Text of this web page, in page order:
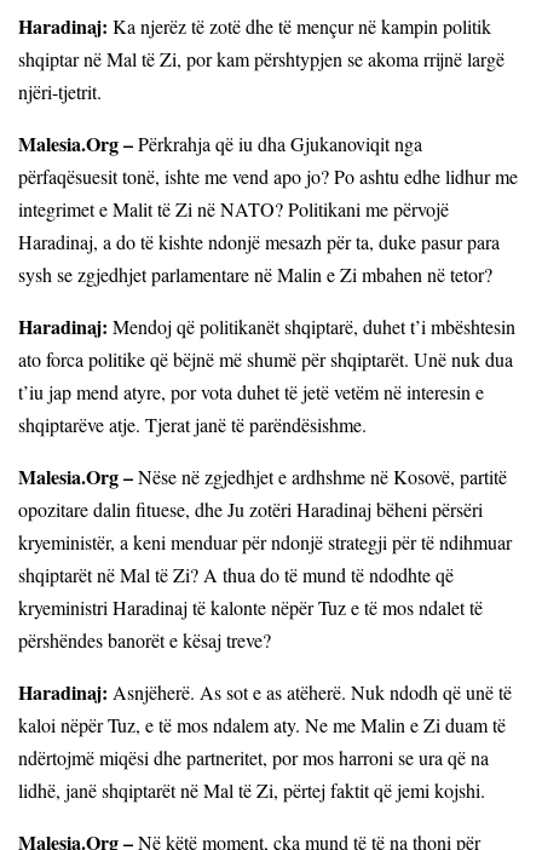
Haradinaj: Ka njerëz të zotë dhe të mençur në kampin politik
shqiptar në Mal të Zi, por kam përshtypjen se akoma rrijnë largë
njëri-tjetrit.
Malesia.Org –Përkrahja që iu dha Gjukanoviqit nga
përfaqësuesit tonë, ishte me vend apo jo? Po ashtu edhe lidhur me
integrimet e Malit të Zi në NATO? Politikani me përvojë
Haradinaj, a do të kishte ndonjë mesazh për ta, duke pasur para
sysh se zgjedhjet parlamentare në Malin e Zi mbahen në tetor?
Haradinaj: Mendoj që politikanët shqiptarë, duhet t’i mbështesin
ato forca politike që bëjnë më shumë për shqiptarët. Unë nuk dua
t’iu jap mend atyre, por vota duhet të jetë vetëm në interesin e
shqiptarëve atje. Tjerat janë të parëndësishme.
Malesia.Org –Nëse në zgjedhjet e ardhshme në Kosovë, partitë
opozitare dalin fituese, dhe Ju zotëri Haradinaj bëheni përsëri
kryeministër, a keni menduar për ndonjë strategji për të ndihmuar
shqiptarët në Mal të Zi? A thua do të mund të ndodhte që
kryeministri Haradinaj të kalonte nëpër Tuz e të mos ndalet të
përshëndes banorët e kësaj treve?
Haradinaj: Asnjëherë. As sot e as atëherë. Nuk ndodh që unë të
kaloi nëpër Tuz, e të mos ndalem aty. Ne me Malin e Zi duam të
ndërtojmë miqësi dhe partneritet, por mos harroni se ura që na
lidhë, janë shqiptarët në Mal të Zi, përtej faktit që jemi kojshi.
Malesia.Org –Në këtë moment, çka mund të të na thoni për